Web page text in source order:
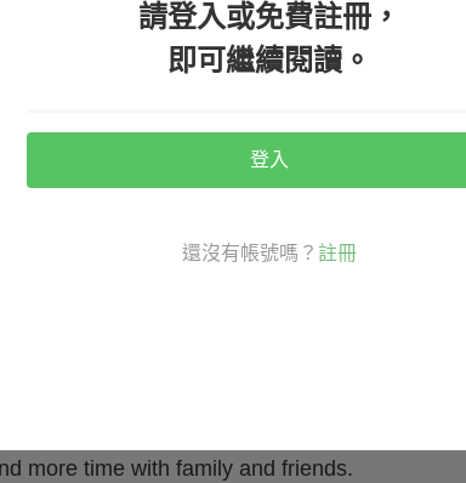
鍊身體以保持健康體態。）
些新東西
to learn a new language.
個新語言。）
to volunteer abroad and learn how to work
國際志工並學習與來自世界各地不同的人合作。
that matter 多花時間與身邊重
more time with family and friends.
請登入或免費註冊，
即可繼續閱讀。
登入
還沒有帳號嗎？ 註冊